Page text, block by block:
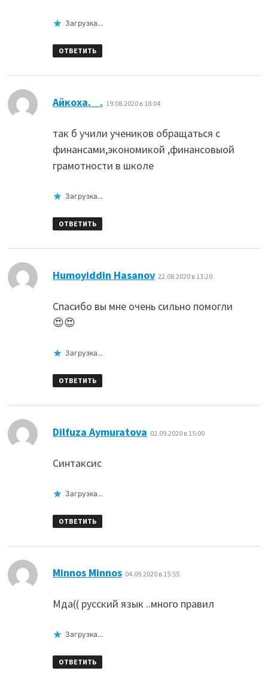
Загрузка...
ОТВЕТИТЬ
Айкоха. _. 19.08.2020 в 18:04
так б учили учеников обращаться с
финансами,экономикой ,финансовыой
грамотности в школе
Загрузка...
ОТВЕТИТЬ
Humoyiddin Hasanov: 22.08.2020 в 13:20
Спасибо вы мне очень сильно помогли
😍😍
Загрузка...
ОТВЕТИТЬ
Dilfuza Aymuratova 02.09.2020 в 15:00
Синтаксис
Загрузка...
ОТВЕТИТЬ
Minnos Minnos: 04.09.2020 в 15:55
Мда(( русский язык ..много правил
Загрузка...
ОТВЕТИТЬ